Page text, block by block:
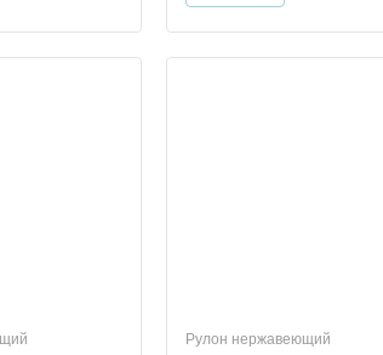
Рулон нержавеющий